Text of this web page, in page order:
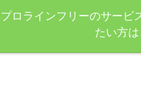
プロラインフリーのサービ
たい方